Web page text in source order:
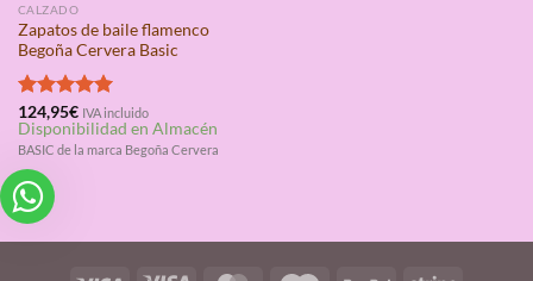
CALZADO
Zapatos de baile flamenco
Begoña Cervera Basic
Valorado
con5.00
de 5
124,95€ IVA incluido
Disponibilidad en Almacén
BASIC de la marca Begoña Cervera